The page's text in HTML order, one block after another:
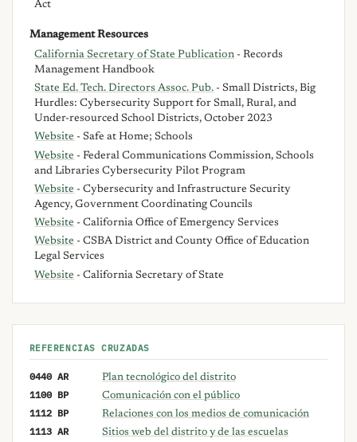
Act
Management Resources
California Secretary of State Publication - Records
Management Handbook
State Ed. Tech. Directors Assoc. Pub. - Small Districts, Big
Hurdles: Cybersecurity Support for Small, Rural, and
Under-resourced School Districts, October 2023
Website - Safe at Home; Schools
Website - Federal Communications Commission, Schools
and Libraries Cybersecurity Pilot Program
Website - Cybersecurity and Infrastructure Security
Agency, Government Coordinating Councils
Website - California Office of Emergency Services
Website - CSBA District and County Office of Education
Legal Services
Website - California Secretary of State
REFERENCIAS CRUZADAS
0440 AR Plan tecnológico del distrito
1100 BP Comunicación con el público
1112 BP Relaciones con los medios de comunicación
1113 AR Sitios web del distrito y de las escuelas